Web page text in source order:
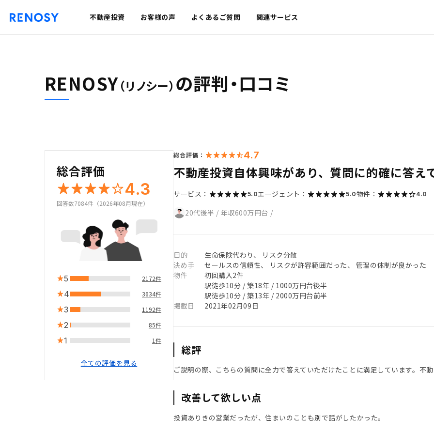
不動産投資 お客様の声 よくあるご質問 関連サービス
RENOSY（リノシー） の評判・口コミ
総合評価
4.3
回答数7084件（2026年08月現在）
5 2172件
4 3634件
3 1192件
2 85件
1 1件
全ての評価を見る
総合評価： 4.7
不動産投資自体興味があり、質問に的確に答え
サービス： 5.0エージェント： 5.0物件： 4.0
20代後半 / 年収600万円台 /
目的
生命保険代わり、 リスク分散
決め手
セールスの信頼性、 リスクが許容範囲だった、 管理の体制が良かった
物件
初回購入2件
駅徒歩10分 / 築18年 / 1000万円台後半
駅徒歩10分 / 築13年 / 2000万円台前半
掲載日
2021年02月09日
総評
ご説明の際、こちらの質問に全力で答えていただけたことに満足しています。不
改善して欲しい点
投資ありきの営業だったが、住まいのことも別で話がしたかった。